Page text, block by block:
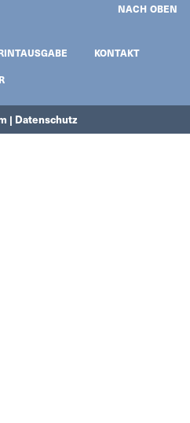
NACH OBEN
KONTAKT
| Datenschutz